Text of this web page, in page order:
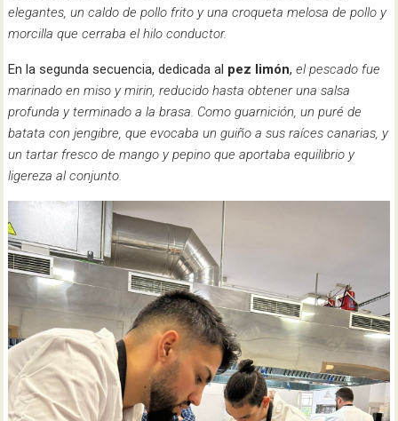
elegantes, un caldo de pollo frito y una croqueta melosa de pollo y
morcilla que cerraba el hilo conductor.
En la segunda secuencia, dedicada al pez limón,el pescado fue
marinado en miso y mirin, reducido hasta obtener una salsa
profunda y terminado a la brasa. Como guarnición, un puré de
batata con jengibre, que evocaba un guiño a sus raíces canarias, y
un tartar fresco de mango y pepino que aportaba equilibrio y
ligereza al conjunto.